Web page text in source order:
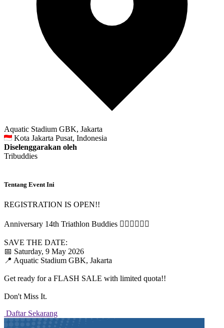
Aquatic Stadium GBK, Jakarta
Kota Jakarta Pusat, Indonesia
Diselenggarakan oleh
Tribuddies
Tentang Event Ini
REGISTRATION IS OPEN!!
Anniversary 14th Triathlon Buddies 🏊‍♂️🚴‍♂️🏃‍♀️
​SAVE THE DATE:
📅 Saturday, 9 May 2026
📍 Aquatic Stadium GBK, Jakarta
Get ready for a FLASH SALE with limited quota!!
Don't Miss It.
Daftar Sekarang